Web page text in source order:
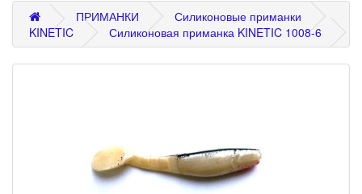
ПРИМАНКИ
Силиконовые приманки
KINETIC
Силиконовая приманка KINETIC 1008-6